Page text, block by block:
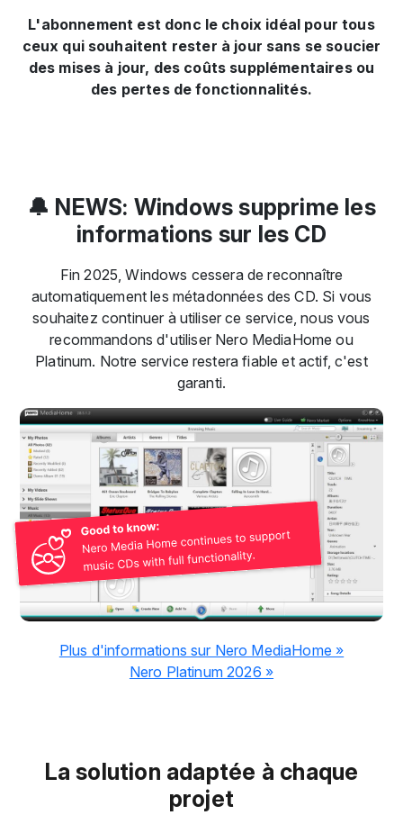
L'abonnement est donc le choix idéal pour tous
ceux qui souhaitent rester à jour sans se soucier
des mises à jour, des coûts supplémentaires ou
des pertes de fonctionnalités.
🔔 NEWS: Windows supprime les
informations sur les CD
Fin 2025, Windows cessera de reconnaître
automatiquement les métadonnées des CD. Si vous
souhaitez continuer à utiliser ce service, nous vous
recommandons d'utiliser Nero MediaHome ou
Platinum. Notre service restera fiable et actif, c'est
garanti.
Plus d'informations sur Nero MediaHome »
Nero Platinum 2026 »
La solution adaptée à chaque
projet